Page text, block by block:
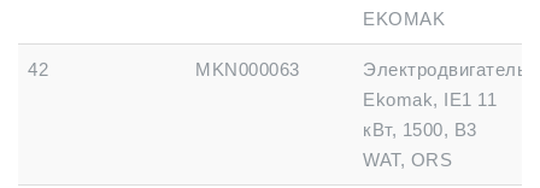
EKOMAK
42 MKN000063
Электродвигатель
Ekomak, IE1 11
кВт, 1500, B3
WAT, ORS